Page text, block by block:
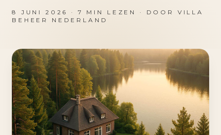
8 JUNI 2026 · 7 MIN LEZEN · DOOR
VILLA
BEHEER NEDERLAND